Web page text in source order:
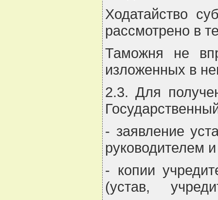
Ходатайство
рассмотрено в
Таможня не
изложенных в
2.3. Для
- заявление
руководителем
- копии
(устав,